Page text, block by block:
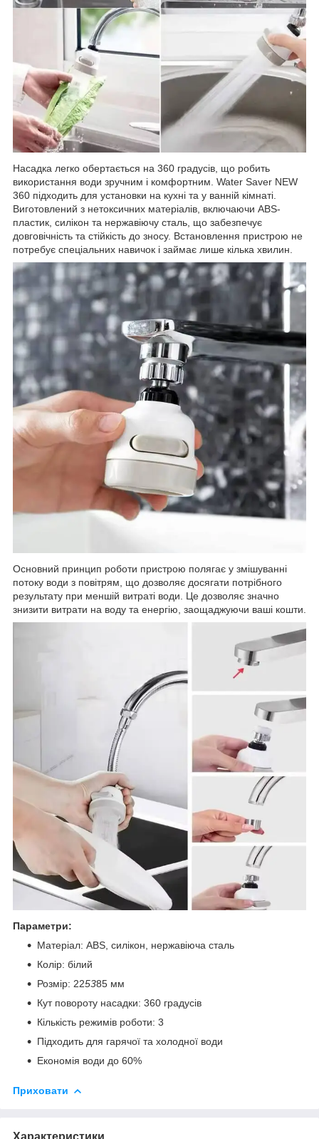
Насадка легко обертається на 360 градусів, що робить
використання води зручним і комфортним. Water Saver NEW
360 підходить для установки на кухні та у ванній кімнаті.
Виготовлений з нетоксичних матеріалів, включаючи ABS-
пластик, силікон та нержавіючу сталь, що забезпечує
довговічність та стійкість до зносу. Встановлення пристрою не
потребує спеціальних навичок і займає лише кілька хвилин.
Основний принцип роботи пристрою полягає у змішуванні
потоку води з повітрям, що дозволяє досягати потрібного
результату при меншій витраті води. Це дозволяє значно
знизити витрати на воду та енергію, заощаджуючи ваші кошти.
Параметри:
Матеріал: ABS, силікон, нержавіюча сталь
Колір: білий
Розмір: 225385 мм
Кут повороту насадки: 360 градусів
Кількість режимів роботи: 3
Підходить для гарячої та холодної води
Економія води до 60%
Приховати
Характеристики